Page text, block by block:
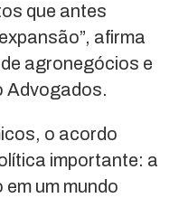
que antes
afirma
agronegócios e
Advogados.
o acordo
importante: a
um mundo